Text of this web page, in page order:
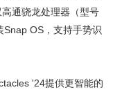
通骁龙处理器（型号
OS，支持手势识
'24提供更智能的